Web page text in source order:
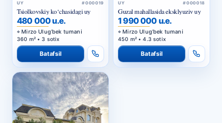
UY #000019
Tsiolkovskiy ko‘chasidagi uy
480 000 u.e.
Mirzo Ulug‘bek tumani
360 m² • 3 sotix
Batafsil
UY #000018
Guzal mahallasida eksklyuziv uy
1 990 000 u.e.
Mirzo Ulug‘bek tumani
450 m² • 4.3 sotix
Batafsil